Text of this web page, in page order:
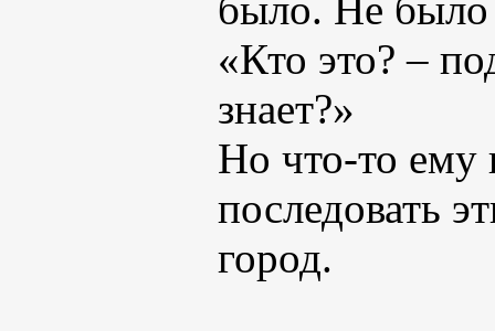
«Кто это? –
знает?»
Но что-то ему
последовать
город.